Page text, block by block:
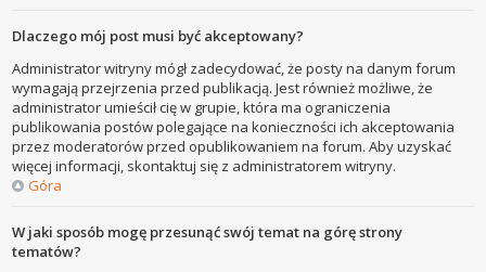
Dlaczego mój post musi być akceptowany?
Administrator witryny mógł zadecydować, że posty na danym forum
wymagają przejrzenia przed publikacją. Jest również możliwe, że
administrator umieścił cię w grupie, która ma ograniczenia
publikowania postów polegające na konieczności ich akceptowania
przez moderatorów przed opublikowaniem na forum. Aby uzyskać
więcej informacji, skontaktuj się z administratorem witryny.
Góra
W jaki sposób mogę przesunąć swój temat na górę strony
tematów?